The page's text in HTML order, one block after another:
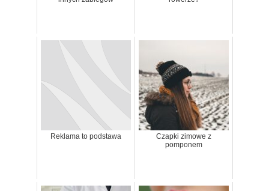
Reklama to podstawa
Czapki zimowe z
pomponem